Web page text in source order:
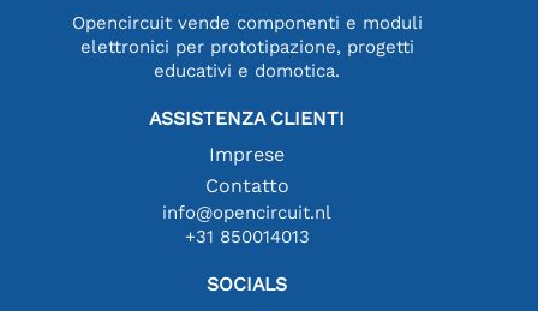
Opencircuit vende componenti e moduli
elettronici per prototipazione, progetti
educativi e domotica.
ASSISTENZA CLIENTI
Imprese
Contatto
info@opencircuit.nl
+31 850014013
SOCIALS